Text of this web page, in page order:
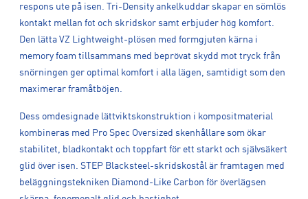
respons ute på isen. Tri-Density ankelkuddar skapar en sömlös
kontakt mellan fot och skridskor samt erbjuder hög komfort.
Den lätta VZ Lightweight-plösen med formgjuten kärna i
memory foam tillsammans med beprövat skydd mot tryck från
snörningen ger optimal komfort i alla lägen, samtidigt som den
maximerar framåtböjen.
Dess omdesignade lättviktskonstruktion i kompositmaterial
kombineras med Pro Spec Oversized skenhållare som ökar
stabilitet, bladkontakt och toppfart för ett starkt och självsäkert
glid över isen. STEP Blacksteel-skridskostål är framtagen med
beläggningstekniken Diamond-Like Carbon för överlägsen